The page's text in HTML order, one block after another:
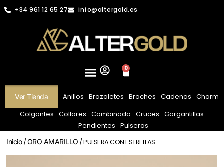
+34 961 12 65 27 info@altergold.es
0
Ver Tienda Anillos Brazaletes Broches Cadenas Charm
Colgantes Collares Combinado Cruces Gargantillas
Pendientes Pulseras
Inicio/ORO AMARILLO / PULSERA CON ESTRELLAS